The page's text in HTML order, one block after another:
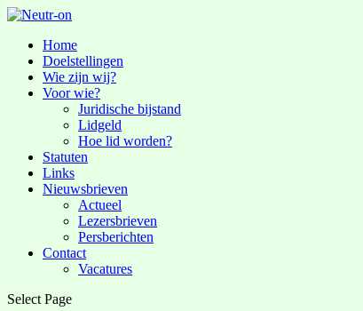
Home
Doelstellingen
Wie zijn wij?
Voor wie?
Juridische bijstand
Lidgeld
Hoe lid worden?
Statuten
Links
Nieuwsbrieven
Actueel
Lezersbrieven
Persberichten
Contact
Vacatures
Select Page